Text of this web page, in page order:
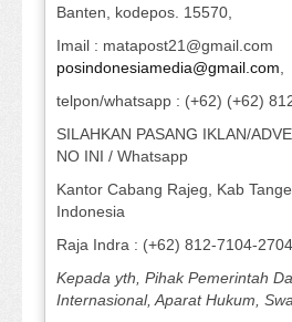
Banten, kodepos. 15570,
Imail : matapost21@gmail.com
posindonesiamedia@gmail.com,
telpon/whatsapp : (+62) (+62)
SILAHKAN PASANG IKLAN/
NO INI / Whatsapp
Kantor Cabang Rajeg, Kab
Indonesia
Raja Indra : (+62) 812-7104-2704
Kepada yth, Pihak Pemerintah
Internasional, Aparat Hukum,